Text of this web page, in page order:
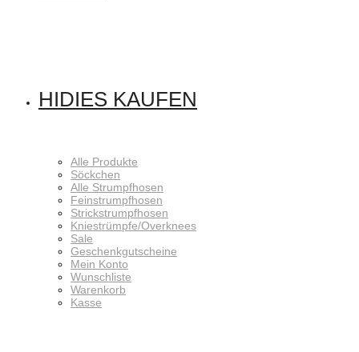
HIDIES KAUFEN
Alle Produkte
Söckchen
Alle Strumpfhosen
Feinstrumpfhosen
Strickstrumpfhosen
Kniestrümpfe/Overknees
Sale
Geschenkgutscheine
Mein Konto
Wunschliste
Warenkorb
Kasse